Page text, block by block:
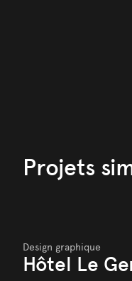
Projets
Design graphique
Hôtel Le